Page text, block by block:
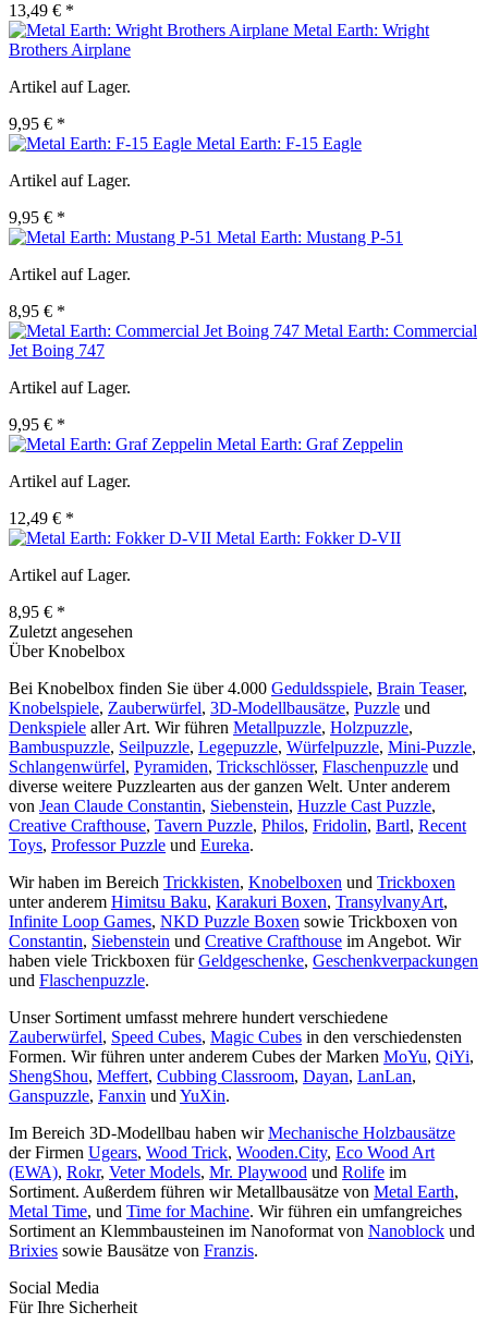
13,49 € *
Metal Earth: Wright
Brothers Airplane
Artikel auf Lager.
9,95 € *
Metal Earth: F-15 Eagle
Artikel auf Lager.
9,95 € *
Metal Earth: Mustang P-51
Artikel auf Lager.
8,95 € *
Metal Earth: Commercial
Jet Boing 747
Artikel auf Lager.
9,95 € *
Metal Earth: Graf Zeppelin
Artikel auf Lager.
12,49 € *
Metal Earth: Fokker D-VII
Artikel auf Lager.
8,95 € *
Zuletzt angesehen
Über Knobelbox
Bei Knobelbox finden Sie über 4.000 Geduldsspiele, Brain Teaser,
Knobelspiele, Zauberwürfel, 3D-Modellbausätze, Puzzle und
Denkspiele aller Art. Wir führen Metallpuzzle, Holzpuzzle,
Bambuspuzzle, Seilpuzzle, Legepuzzle, Würfelpuzzle, Mini-Puzzle,
Schlangenwürfel, Pyramiden, Trickschlösser, Flaschenpuzzle und
diverse weitere Puzzlearten aus der ganzen Welt. Unter anderem
von Jean Claude Constantin, Siebenstein, Huzzle Cast Puzzle,
Creative Crafthouse, Tavern Puzzle, Philos, Fridolin, Bartl, Recent
Toys, Professor Puzzle und Eureka.
Wir haben im Bereich Trickkisten, Knobelboxen und Trickboxen
unter anderem Himitsu Baku, Karakuri Boxen, TransylvanyArt,
Infinite Loop Games, NKD Puzzle Boxen sowie Trickboxen von
Constantin, Siebenstein und Creative Crafthouse im Angebot. Wir
haben viele Trickboxen fürGeldgeschenke, Geschenkverpackungen
und Flaschenpuzzle.
Unser Sortiment umfasst mehrere hundert verschiedene
Zauberwürfel, Speed Cubes, Magic Cubes in den verschiedensten
Formen. Wir führen unter anderem Cubes der Marken MoYu, QiYi,
ShengShou, Meffert, Cubbing Classroom, Dayan, LanLan,
Ganspuzzle, Fanxin und YuXin.
Im Bereich 3D-Modellbau haben wirMechanische Holzbausätze
der Firmen Ugears, Wood Trick, Wooden.City, Eco Wood Art
(EWA), Rokr, Veter Models, Mr. Playwood und Rolife im
Sortiment. Außerdem führen wir Metallbausätze von Metal Earth,
Metal Time, und Time for Machine. Wir führen ein umfangreiches
Sortiment an Klemmbausteinen im Nanoformat von Nanoblock und
Brixies sowie Bausätze von Franzis.
Social Media
Für Ihre Sicherheit